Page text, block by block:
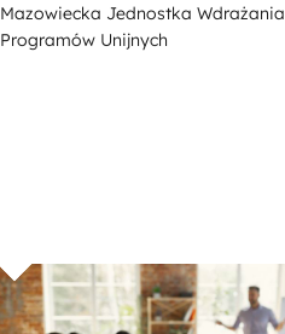
Mazowiecka Jednostka Wdrażania
Programów Unijnych